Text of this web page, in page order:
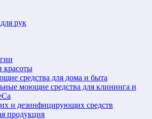
рук
красоты
средства для дома и быта
моющие средства для клининга и
и дезинфицирующих средств
продукция